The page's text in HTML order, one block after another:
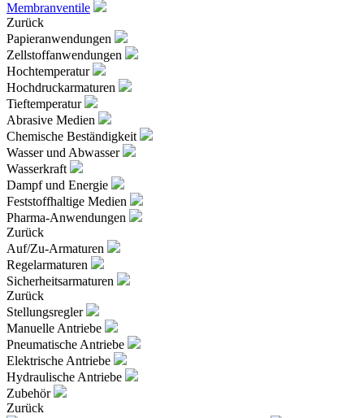
Membranventile
Zurück
Papieranwendungen
Zellstoffanwendungen
Hochtemperatur
Hochdruckarmaturen
Tieftemperatur
Abrasive Medien
Chemische Beständigkeit
Wasser und Abwasser
Wasserkraft
Dampf und Energie
Feststoffhaltige Medien
Pharma-Anwendungen
Zurück
Auf/Zu-Armaturen
Regelarmaturen
Sicherheitsarmaturen
Zurück
Stellungsregler
Manuelle Antriebe
Pneumatische Antriebe
Elektrische Antriebe
Hydraulische Antriebe
Zubehör
Zurück